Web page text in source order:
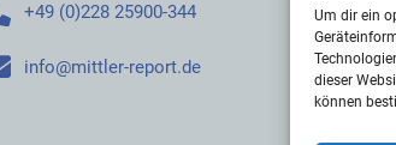
Um dir ein
dieser
können
+49 (0)228 25900-344
info@mittler-report.de